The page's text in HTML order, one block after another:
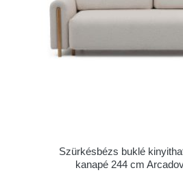
Szürkésbézs buklé
kanapé 244 cm